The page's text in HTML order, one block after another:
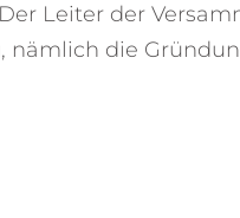
Leiter der
nämlich die